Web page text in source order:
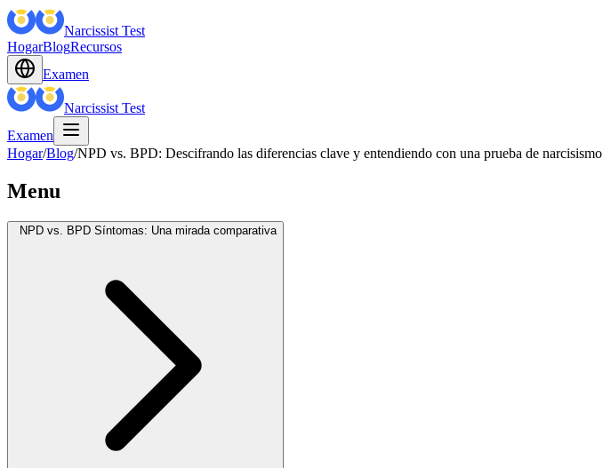
Narcissist Test
HogarBlogRecursos
Examen
Narcissist Test
Examen
Hogar/Blog/NPD vs. BPD: Descifrando las diferencias clave y entendiendo con una prueba de narcisismo
Menu
NPD vs. BPD Síntomas: Una mirada comparativa